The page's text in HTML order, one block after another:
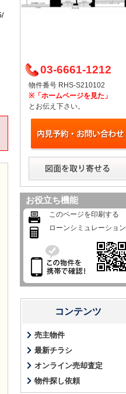
03-6661-1212
物件番号 RHS-S210102
※「ホームページを見た」
とお伝え下さい。
お役立ち機能
このページを印刷する
ローンシミュレーション
コンテンツ
売主物件
最新チラシ
オンライン売却査定
物件探し依頼